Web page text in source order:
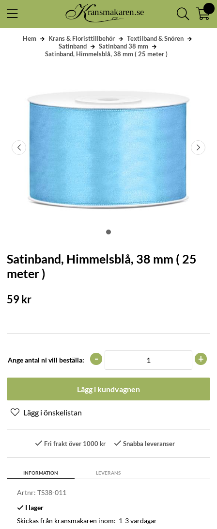
Hem Krans & Floristtillbehör
Textilband & Snören
Satinband
Satinband 38 mm
Satinband, Himmelsblå, 38 mm ( 25 meter )
Satinband, Himmelsblå, 38 mm ( 25
meter )
59kr
Ange antal ni vill beställa: +
-
Lägg i kundvagnen
Fri frakt över 1000 kr Snabba leveranser
INFORMATION LEVERANS
Artnr: TS38-011
Skickas från kransmakaren inom: 1-3 vardagar